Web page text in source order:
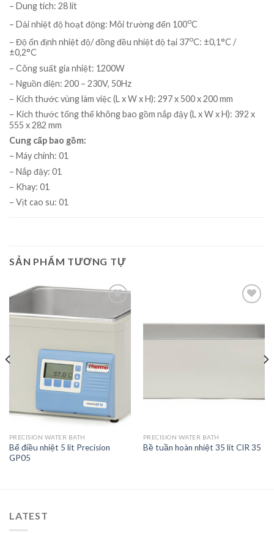
– Dung tích: 28 lít
– Dải nhiệt độ hoạt động: Môi trường đến 100oC
– Độ ổn định nhiệt độ/ đồng đều nhiệt độ tại 37oC: ±0,1°C /
±0,2°C
– Công suất gia nhiệt: 1200W
– Nguồn điện: 200 – 230V, 50Hz
– Kích thước vùng làm việc (L x W x H): 297 x 500 x 200 mm
– Kích thước tổng thể không bao gồm nắp đậy (L x W x H): 392 x
555 x 282 mm
Cung cấp bao gồm:
– Máy chính: 01
– Nắp đậy: 01
– Khay: 01
– Vịt cao su: 01
SẢN PHẨM TƯƠNG TỰ
PRECISION WATER BATH
Bể điều nhiệt 5 lít Precision
GP05
Wishlist
PRECISION WATER BATH
Bề tuần hoàn nhiệt 35 lít CIR 35
LATEST